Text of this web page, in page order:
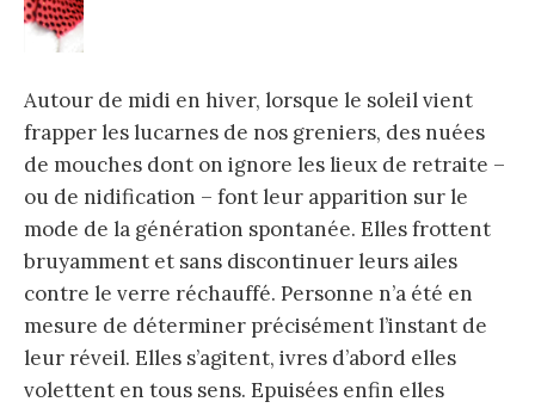
Autour de midi en hiver, lorsque le soleil vient
frapper les lucarnes de nos greniers, des nuées
de mouches dont on ignore les lieux de retraite –
ou de nidification – font leur apparition sur le
mode de la génération spontanée. Elles frottent
bruyamment et sans discontinuer leurs ailes
contre le verre réchauffé. Personne n’a été en
mesure de déterminer précisément l’instant de
leur réveil. Elles s’agitent, ivres d’abord elles
volettent en tous sens. Epuisées enfin elles